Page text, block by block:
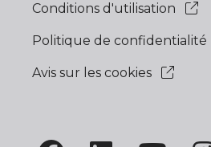
Conditions d'utilisation
Politique de confidentialité
Avis sur les cookies